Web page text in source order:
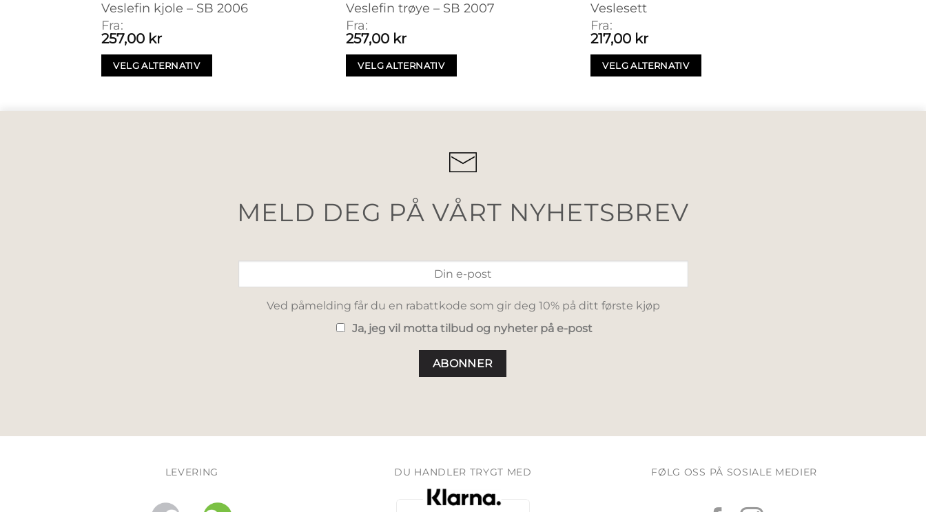
Veslefin kjole – SB 2006
Fra:
257,00 kr
VELG ALTERNATIV
Veslefin trøye – SB 2007
Fra:
257,00 kr
VELG ALTERNATIV
Veslesett
Fra:
217,00 kr
VELG ALTERNATIV
MELD DEG PÅ VÅRT NYHETSBREV
Ved påmelding får du en rabattkode som gir deg 10% på ditt første kjøp
Ja, jeg vil motta tilbud og nyheter på e-post
LEVERING DU HANDLER TRYGT MED FØLG OSS PÅ SOSIALE MEDIER